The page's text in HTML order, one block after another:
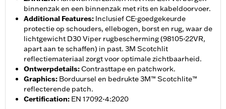
binnenzak en een binnenzak met rits en kabeldoorvoer.
Additional Features: Inclusief CE-goedgekeurde
protectie op schouders, ellebogen, borst en rug, waar de
lichtgewicht D30 Viper rugbescherming (98105-22VR,
apart aan te schaffen) in past. 3M Scotchlit
reflectiemateriaal zorgt voor optimale zichtbaarheid.
Ontwerpdetails:Contrasttape en patchwork.
Graphics: Borduursel en bedrukte 3M™ Scotchlite™
reflecterende patch.
Certification: EN 17092-4:2020